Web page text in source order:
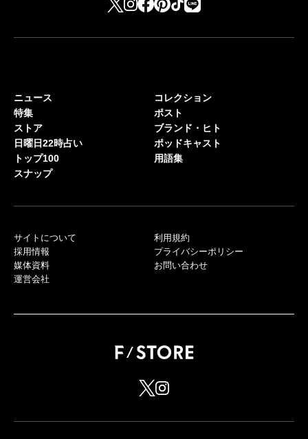
ニュース
特集
ストア
日曜日22時占い
トップ100
スナップ
コレクション
ポスト
ブランド・ヒト
ポッドキャスト
用語集
サイトについて
採用情報
媒体資料
運営会社
利用規約
プライバシーポリシー
お問い合わせ